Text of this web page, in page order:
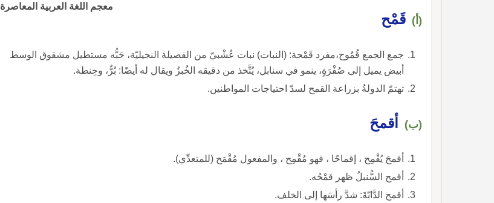
معجم اللغة العربية المعاصرة
(أ) قَمْح
جمع الجمع قُمُوح،مفرد قَمْحة: (النبات) نبات عُشْبيّ من الفصيلة النجيليّة، حَبُّه مستطيل مشقوق الوسط
أبيض يميل إلى صُفْرَةٍ، ينمو في سنابل، يُتَّخذ من دقيقه الخُبزُ ويقال له أيضًا: بُرٌّ، وحِنطة.
تهتمّ الدولةُ بزراعة القمح لسدّ احتياجات المواطنين.
(ب) أقمحَ
أقمحَ يُقْمِح ، إقماحًا ، فهو مُقْمِح ، والمفعول مُقْمَح (للمتعدِّي).
أقمح السُّنبلُ ظهر قمْحُه.
أقمح الدَّابّةَ: شدَّ رأسَها إلى الخلف.